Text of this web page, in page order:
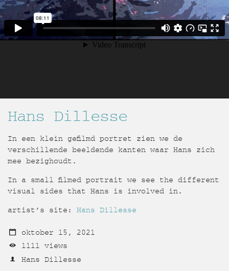
Hans Dillesse
In een klein gefilmd portret zien we de
verschillende beeldende kanten waar Hans zich
mee bezighoudt.
In a small filmed portrait we see the different
visual sides that Hans is involved in.
artist’s site: Hans Dillesse
oktober 15, 2021
1111 views
Hans Dillesse